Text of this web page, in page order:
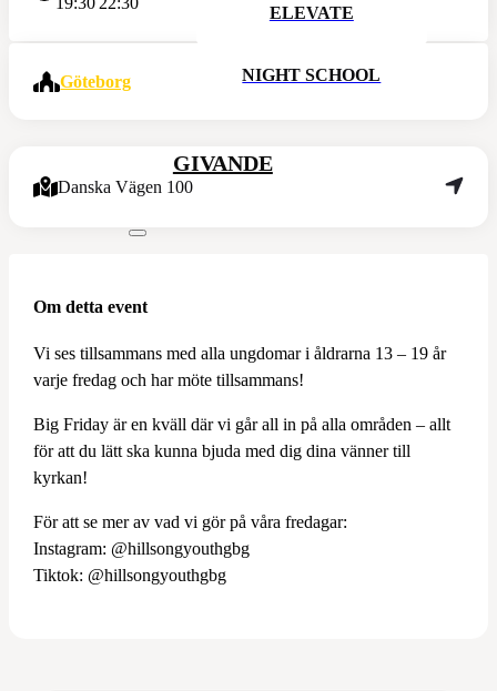
ELEVATE
NIGHT SCHOOL
GIVANDE
Göteborg
Danska Vägen 100
Om detta event
Vi ses tillsammans med alla ungdomar i åldrarna 13 – 19 år
varje fredag och har möte tillsammans!
Big Friday är en kväll där vi går all in på alla områden – allt
för att du lätt ska kunna bjuda med dig dina vänner till
kyrkan!
För att se mer av vad vi gör på våra fredagar:
Instagram: @hillsongyouthgbg
Tiktok: @hillsongyouthgbg